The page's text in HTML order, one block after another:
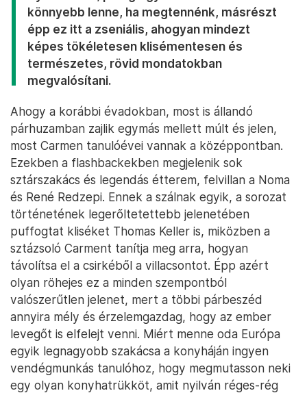
könnyebb lenne, ha megtennénk, másrészt
épp ez itt a zseniális, ahogyan mindezt
képes tökéletesen klisémentesen és
természetes, rövid mondatokban
megvalósítani.
Ahogy a korábbi évadokban, most is állandó
párhuzamban zajlik egymás mellett múlt és jelen,
most Carmen tanulóévei vannak a középpontban.
Ezekben a flashbackekben megjelenik sok
sztárszakács és legendás étterem, felvillan a Noma
és René Redzepi. Ennek a szálnak egyik, a sorozat
történetének legerőltetettebb jelenetében
puffogtat kliséket Thomas Keller is, miközben a
sztázsoló Carment tanítja meg arra, hogyan
távolítsa el a csirkéből a villacsontot. Épp azért
olyan röhejes ez a minden szempontból
valószerűtlen jelenet, mert a többi párbeszéd
annyira mély és érzelemgazdag, hogy az ember
levegőt is elfelejt venni. Miért menne oda Európa
egyik legnagyobb szakácsa a konyháján ingyen
vendégmunkás tanulóhoz, hogy megmutasson neki
egy olyan konyhatrükköt, amit nyilván réges-rég